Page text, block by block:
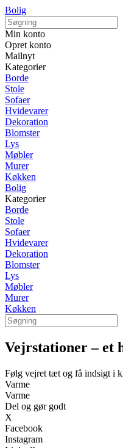
Bolig
Min konto
Opret konto
Mailnyt
Kategorier
Borde
Stole
Sofaer
Hvidevarer
Dekoration
Blomster
Lys
Møbler
Murer
Køkken
Bolig
Kategorier
Borde
Stole
Sofaer
Hvidevarer
Dekoration
Blomster
Lys
Møbler
Murer
Køkken
Vejrstationer – et
Følg vejret tæt og få indsigt i
Varme
Varme
Del og gør godt
X
Facebook
Instagram